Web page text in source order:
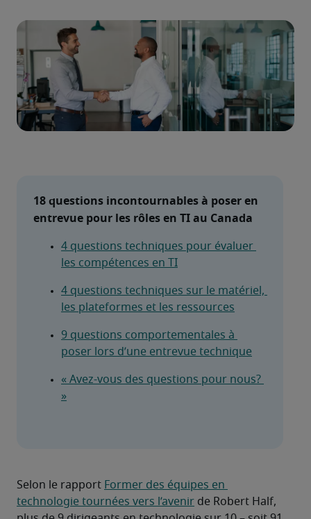
18 questions incontournables à poser en
entrevue pour les rôles en TI au Canada
4 questions techniques pour évaluer
les compétences en TI
4 questions techniques sur le matériel,
les plateformes et les ressources
9 questions comportementales à
poser lors d’une entrevue technique
« Avez-vous des questions pour nous?
»
Selon le rapport Former des équipes en
technologie tournées vers l’avenir de Robert Half,